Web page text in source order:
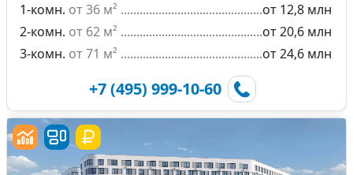
1-комн. от 36 м²
от 12,8 млн
2-комн. от 62 м²
от 20,6 млн
3-комн. от 71 м² от 24,6 млн
+7 (495) 999-10-60